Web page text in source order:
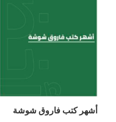
أشهر كتب فاروق شوشة